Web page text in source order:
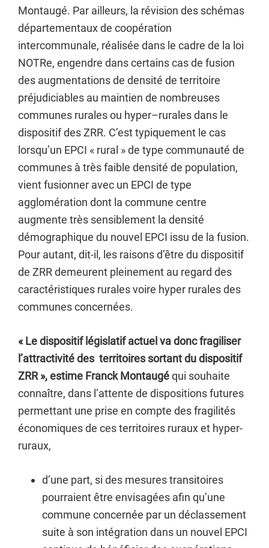
Montaugé. Par ailleurs, la révision des schémas
départementaux de coopération
intercommunale, réalisée dans le cadre de la loi
NOTRe, engendre dans certains cas de fusion
des augmentations de densité de territoire
préjudiciables au maintien de nombreuses
communes rurales ou hyper–rurales dans le
dispositif des ZRR. C’est typiquement le cas
lorsqu’un EPCI « rural » de type communauté de
communes à très faible densité de population,
vient fusionner avec un EPCI de type
agglomération dont la commune centre
augmente très sensiblement la densité
démographique du nouvel EPCI issu de la fusion.
Pour autant, dit-il, les raisons d’être du dispositif
de ZRR demeurent pleinement au regard des
caractéristiques rurales voire hyper rurales des
communes concernées.
« Le dispositif législatif actuel va donc fragiliser
l’attractivité des territoires sortant du dispositif
ZRR », estime Franck Montaugéqui souhaite
connaître, dans l’attente de dispositions futures
permettant une prise en compte des fragilités
économiques de ces territoires ruraux et hyper-
ruraux,
d’une part, si des mesures transitoires
pourraient être envisagées afin qu’une
commune concernée par un déclassement
suite à son intégration dans un nouvel EPCI